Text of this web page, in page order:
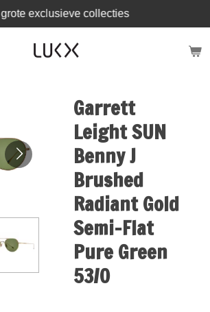
grote exclusieve collecties
Garrett
Leight SUN
Benny J
Brushed
Radiant Gold
Semi-Flat
Pure Green
53/0